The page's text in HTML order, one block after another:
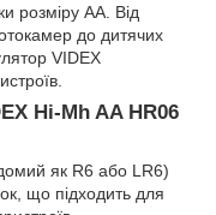
розміру AA. Від
до дитячих
VIDEX
Hi-Mh AA HR06
як R6 або LR6)
що підходить для